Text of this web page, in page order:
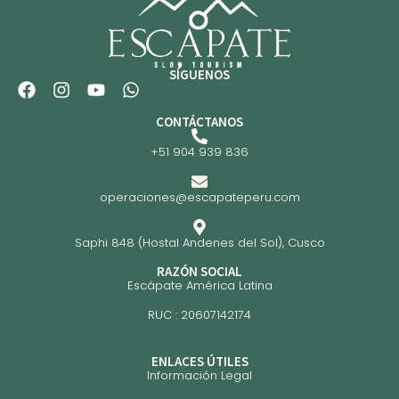
SÍGUENOS
CONTÁCTANOS
+51 904 939 836
operaciones@escapateperu.com
Saphi 848 (Hostal Andenes del Sol), Cusco
RAZÓN SOCIAL
Escápate América Latina
RUC : 20607142174
ENLACES ÚTILES
Información Legal